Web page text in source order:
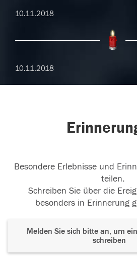
10.11.2018
10.11.2018
Besondere Erlebnisse und
teilen.
Schreiben Sie über die
besonders in Erinnerung
Melden Sie sich bitte an, um
schreiben